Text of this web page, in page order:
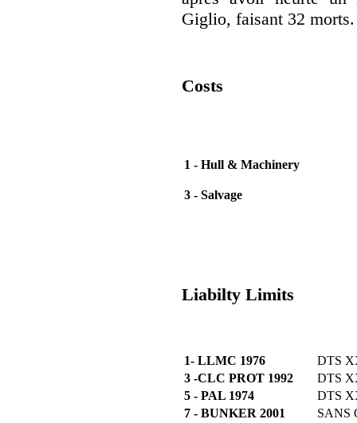
Giglio, faisant 32 morts.
Costs
1 - Hull & Machinery
3 - Salvage
Liabilty Limits
1- LLMC 1976
DTS
3 -CLC PROT 1992
DTS
5 - PAL 1974
DTS
7 - BUNKER 2001
SANS